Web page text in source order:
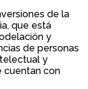
de la
que está
y
de personas
y
cuentan con